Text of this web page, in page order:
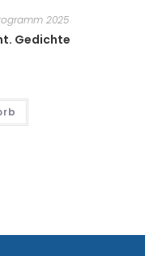
2025
Gedichte